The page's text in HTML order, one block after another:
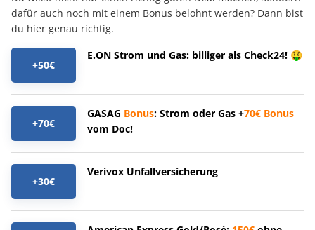
dafür auch noch mit einem Bonus belohnt werden? Dann bist
du hier genau richtig.
+50€
E.ON Strom und Gas: billiger als Check24! 🤑
+70€
GASAG Bonus: Strom oder Gas +70€ Bonus
vom Doc!
+30€
Verivox Unfallversicherung